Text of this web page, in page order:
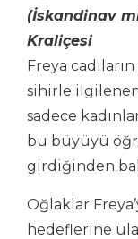
(İskandinav
Kraliçesi
Freya
sihirle
sadece
bu büyüyü
girdiğinden
Oğlaklar
hedeflerine